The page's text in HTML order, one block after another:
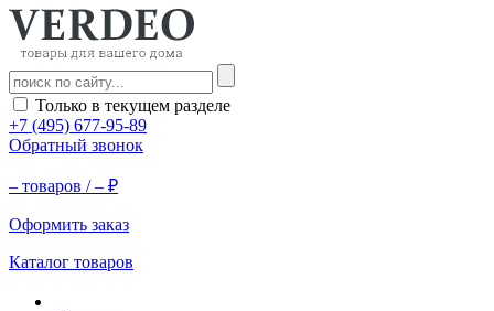
Только в текущем разделе
+7 (495) 677-95-89
Обратный звонок
– товаров /– ₽
Оформить заказ
Каталог товаров